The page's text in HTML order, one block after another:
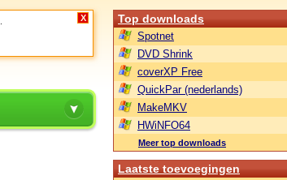
X Top downloads
Spotnet
DVD Shrink
coverXP Free
QuickPar (nederlands)
MakeMKV
HWiNFO64
Meer top downloads
Laatste toevoegingen